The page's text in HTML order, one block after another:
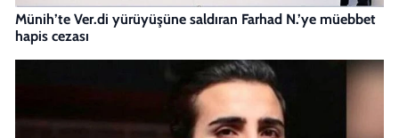
Münih’te Ver.di yürüyüşüne saldıran Farhad N.’ye müebbet
hapis cezası